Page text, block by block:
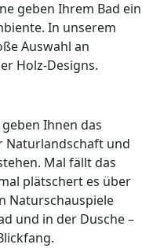
geben Ihrem Bad ein
In unserem
Auswahl an
Holz-Designs.
Ihnen das
Naturlandschaft und
Mal fällt das
plätschert es über
Naturschauspiele
und in der Dusche –